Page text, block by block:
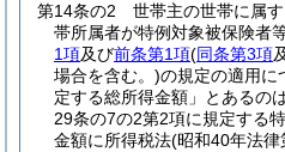
第14条の2
世帯主の世帯に属
帯所属者が特例対象被保険者
1項及び前条第1項(同条第3項
場合を含む。)の規定の適用に
定する総所得金額」とあるの
29条の7の2第2項に規定する
金額に所得税法(昭和40年法律